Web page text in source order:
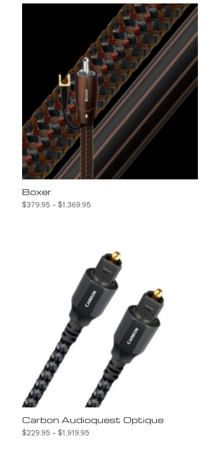
Boxer
$379.95 – $1,369.95
Carbon Audioquest Optique
$229.95 – $1,919.95